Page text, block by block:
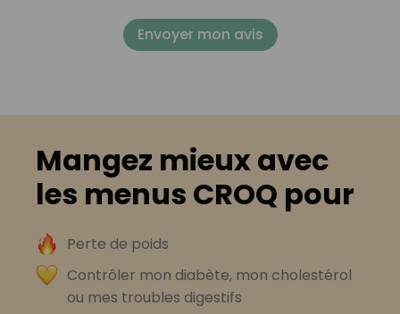
Envoyer mon avis
Mangez mieux avec
les menus CROQ pour
Perte de poids
Contrôler mon diabète, mon cholestérol
ou mes troubles digestifs